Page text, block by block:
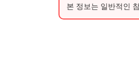
본 정보는 일반적인